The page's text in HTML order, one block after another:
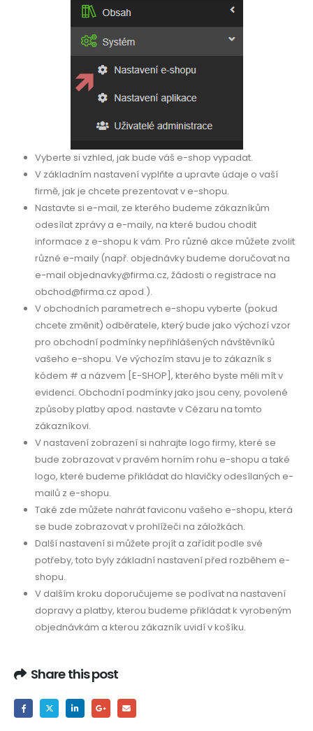
Vyberte si vzhled, jak bude váš e-shop vypadat.
V základním nastavení vyplňte a upravte údaje o vaší
firmě, jak je chcete prezentovat v e-shopu.
Nastavte si e-mail, ze kterého budeme zákazníkům
odesílat zprávy a e-maily, na které budou chodit
informace z e-shopu k vám. Pro různé akce můžete zvolit
různé e-maily (např. objednávky budeme doručovat na
e-mail objednavky@firma.cz, žádosti o registrace na
obchod@firma.cz apod.).
V obchodních parametrech e-shopu vyberte (pokud
chcete změnit) odběratele, který bude jako výchozí vzor
pro obchodní podmínky nepřihlášených návštěvníků
vašeho e-shopu. Ve výchozím stavu je to zákazník s
kódem # a názvem [E-SHOP], kterého byste měli mít v
evidenci. Obchodní podmínky jako jsou ceny, povolené
způsoby platby apod. nastavte v Cézaru na tomto
zákazníkovi.
V nastavení zobrazení si nahrajte logo firmy, které se
bude zobrazovat v pravém horním rohu e-shopu a také
logo, které budeme přikládat do hlavičky odesílaných e-
mailů z e-shopu.
Také zde můžete nahrát faviconu vašeho e-shopu, která
se bude zobrazovat v prohlížeči na záložkách.
Další nastavení si můžete projít a zařídit podle své
potřeby, toto byly základní nastavení před rozběhem e-
shopu.
V dalším kroku doporučujeme se podívat na nastavení
dopravy a platby, kterou budeme přikládat k vyrobeným
objednávkám a kterou zákazník uvidí v košíku.
Share this post